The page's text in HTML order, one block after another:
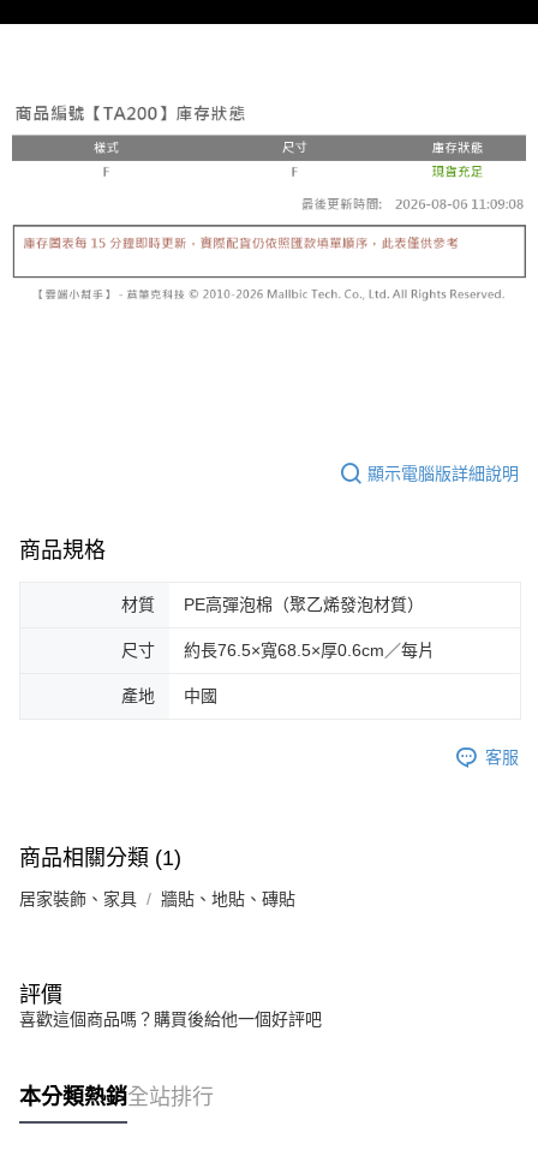
顯示電腦版詳細說明
商品規格
材質 PE高彈泡棉（聚乙烯發泡材質）
尺寸 約長76.5×寬68.5×厚0.6cm／每片
產地 中國
客服
商品相關分類 (1)
居家裝飾、家具 牆貼、地貼、磚貼
評價
喜歡這個商品嗎？購買後給他一個好評吧
本分類熱銷全站排行